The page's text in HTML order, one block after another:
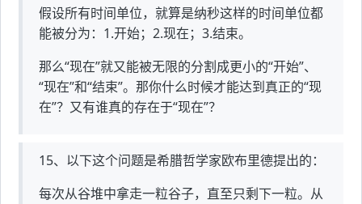
假设所有时间单位，就算是纳秒这样的时间单位都
能被分为：1.开始；2.现在；3.结束。
那么“现在”就又能被无限的分割成更小的“开始”、
“现在”和“结束”。那你什么时候才能达到真正的“现
在”？又有谁真的存在于“现在”？
15、以下这个问题是希腊哲学家欧布里德提出的：
每次从谷堆中拿走一粒谷子，直至只剩下一粒。从